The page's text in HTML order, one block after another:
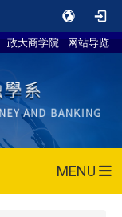
政大商学院 网站导览
MENU